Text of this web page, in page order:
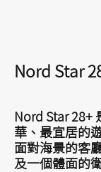
Nord Star
Nord Star 28+
華、最宜居的
面對海景的客
及一個體面的